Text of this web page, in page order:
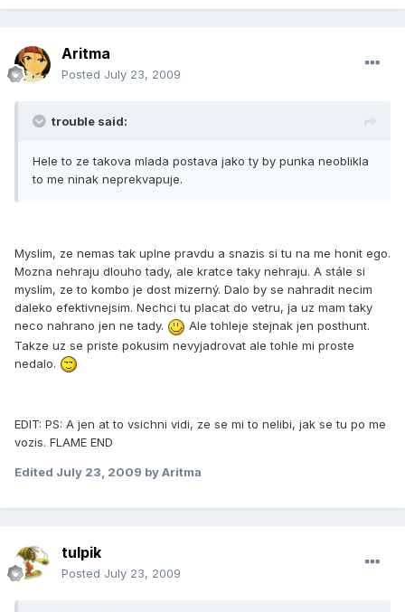
Aritma
Posted July 23, 2009
trouble said:
Hele to ze takova mlada postava jako ty by punka neoblikla
to me ninak neprekvapuje.
Myslim, ze nemas tak uplne pravdu a snazis si tu na me honit ego.
Mozna nehraju dlouho tady, ale kratce taky nehraju. A stále si
myslí­m, ze to kombo je dost mizerný. Dalo by se nahradit necim
daleko efektivnejsim. Nechci tu placat do vetru, ja uz mam taky
neco nahrano jen ne tady.
Ale tohleje stejnak jen posthunt.
Takze uz se priste pokusim nevyjadrovat ale tohle mi proste
nedalo.
EDIT: PS: A jen at to vsichni vidi, ze se mi to nelibi, jak se tu po me
vozis. FLAME END
Edited July 23, 2009 by Aritma
tulpik
Posted July 23, 2009